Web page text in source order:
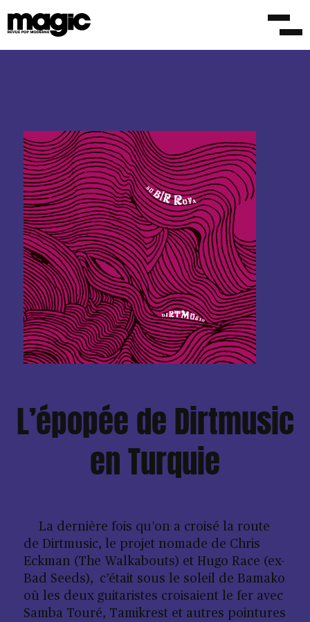
L’épopée de Dirtmusic
en Turquie
La dernière fois qu’on a croisé la route
de Dirtmusic, le projet nomade de Chris
Eckman (The Walkabouts) et Hugo Race (ex-
Bad Seeds), c’était sous le soleil de Bamako
où les deux guitaristes croisaient le fer avec
Samba Touré, Tamikrest et autres pointures